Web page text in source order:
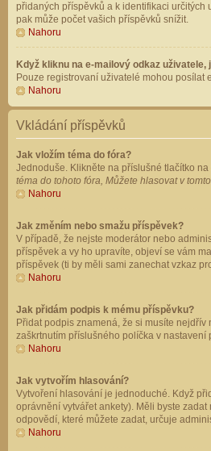
přidaných příspěvků a k identifikaci určitých
pak může počet vašich příspěvků snížit.
Nahoru
Když kliknu na e-mailový odkaz
Pouze registrovaní uživatelé mohou posílat
Nahoru
Vkládání příspěvků
Jak vložím téma do fóra?
Jednoduše. Klikněte na příslušné tlačítko
téma do tohoto fóra, Můžete hlasovat v
Nahoru
Jak změním nebo smažu příspěvek?
V případě, že nejste moderátor nebo
příspěvek a vy ho upravíte, objeví se vám
příspěvek (ti by měli sami zanechat vzkaz
Nahoru
Jak přidám podpis k mému příspěvku?
Přidat podpis znamená, že si musíte nejdřív
zaškrtnutím příslušného políčka v
Nahoru
Jak vytvořím hlasování?
Vytvoření hlasování je jednoduché. Když
oprávnění vytvářet ankety). Měli byste
odpovědí, které můžete zadat, určuje
Nahoru